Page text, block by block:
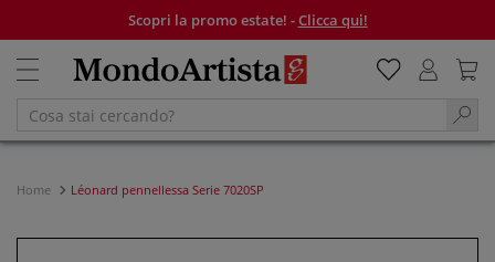
Scopri la promo estate! -Clicca qui!
Home Léonard pennellessa Serie 7020SP